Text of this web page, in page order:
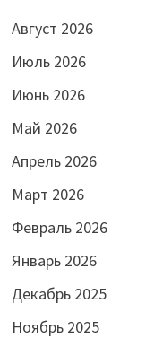
Август 2026
Июль 2026
Июнь 2026
Май 2026
Апрель 2026
Март 2026
Февраль 2026
Январь 2026
Декабрь 2025
Ноябрь 2025